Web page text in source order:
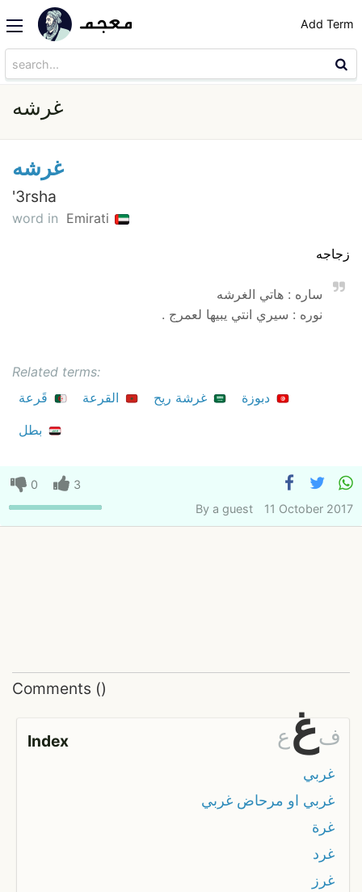
Add Term
غرشه
غرشه
'3rsha
word in Emirati
زجاجه
ساره : هاتي الغرشه
نوره : سيري انتي يبيها لعمرج .
Related terms:
قَرعة
القرعة غرشة ريح
دبوزة
بطل
0
3
By a guest 11 October 2017
Comments ()
Index عغف
غربي
غربي او مرحاض غربي
غرة
غرد
غرز